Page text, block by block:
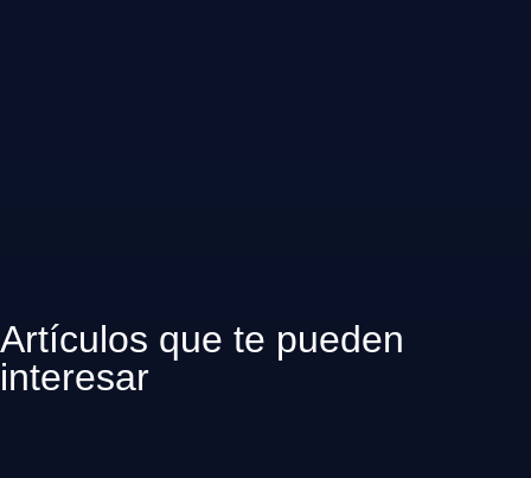
Artículos que te pueden
interesar